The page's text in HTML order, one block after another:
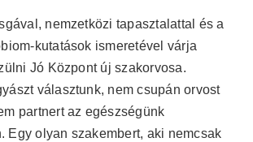
nemzetközi tapasztalattal és a
kutatások ismeretével várja
Jó Központ új szakorvosa.
választunk, nem csupán orvost
partnert az egészségünk
Egy olyan szakembert, aki nemcsak